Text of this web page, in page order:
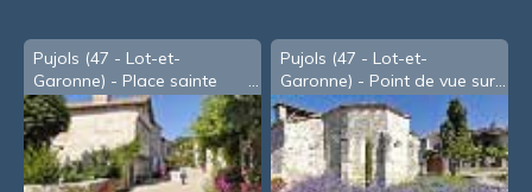
Pujols (47 - Lot-et-
Garonne) - Place sainte
Foy
Pujols (47 - Lot-et-
Garonne) - Point de vue sur
la Vallée du Mail